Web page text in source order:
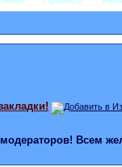
модераторов! Всем